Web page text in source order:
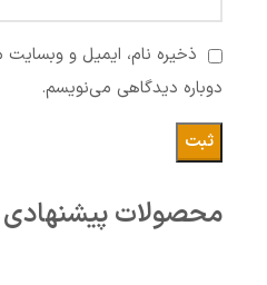
ذخیره نام، ایمیل و وبسایت
دوباره دیدگاهی می‌نویسم.
محصولات پیشنهادی